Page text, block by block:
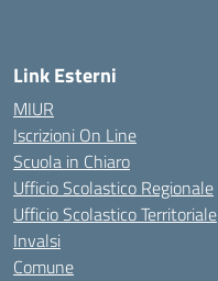
Link Esterni
MIUR
Iscrizioni On Line
Scuola in Chiaro
Ufficio Scolastico Regionale
Ufficio Scolastico Territoriale
Invalsi
Comune